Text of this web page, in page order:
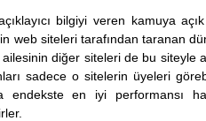
bilgiyi veren kamuya
web siteleri tarafından taranan
diğer siteleri de bu siteyle
sadece o sitelerin üyeleri
endekste en iyi performansı